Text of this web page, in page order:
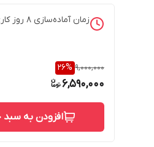
زمان آماده‌سازی 8 روز
9,000,000
26%
6,590,000
افزودن به سبد